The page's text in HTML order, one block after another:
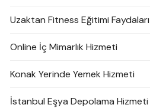
Uzaktan Fitness Eğitimi Faydaları
Online İç Mimarlık Hizmeti
Konak Yerinde Yemek Hizmeti
İstanbul Eşya Depolama Hizmeti